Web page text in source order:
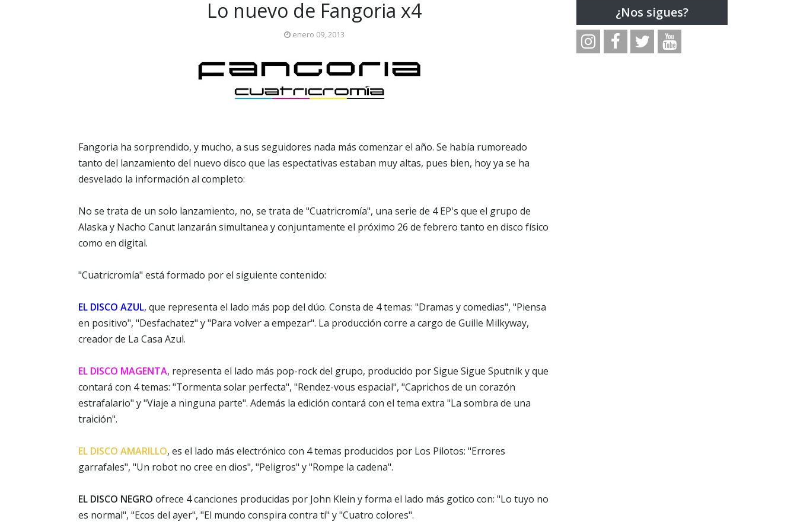
Lo nuevo de Fangoria x4
enero 09, 2013
Fangoria ha sorprendido, y mucho, a sus seguidores nada más comenzar el año. Se había rumoreado
tanto del lanzamiento del nuevo disco que las espectativas estaban muy altas, pues bien, hoy ya se ha
desvelado la información al completo:
No se trata de un solo lanzamiento, no, se trata de "Cuatricromía", una serie de 4 EP's que el grupo de
Alaska y Nacho Canut lanzarán simultanea y conjuntamente el próximo 26 de febrero tanto en disco físico
como en digital.
"Cuatricromía" está formado por el siguiente contenido:
EL DISCO AZUL, que representa el lado más pop del dúo. Consta de 4 temas: "Dramas y comedias", "Piensa
en positivo", "Desfachatez" y "Para volver a empezar". La producción corre a cargo de Guille Milkyway,
creador de La Casa Azul.
EL DISCO MAGENTA, representa el lado más pop-rock del grupo, producido por Sigue Sigue Sputnik y que
contará con 4 temas: "Tormenta solar perfecta", "Rendez-vous espacial", "Caprichos de un corazón
estrafalario" y "Viaje a ninguna parte". Además la edición contará con el tema extra "La sombra de una
traición".
EL DISCO AMARILLO, es el lado más electrónico con 4 temas producidos por Los Pilotos: "Errores
garrafales", "Un robot no cree en dios", "Peligros" y "Rompe la cadena".
EL DISCO NEGRO ofrece 4 canciones producidas por John Klein y forma el lado más gotico con: "Lo tuyo no
es normal", "Ecos del ayer", "El mundo conspira contra tí" y "Cuatro colores".
¿Nos sigues?